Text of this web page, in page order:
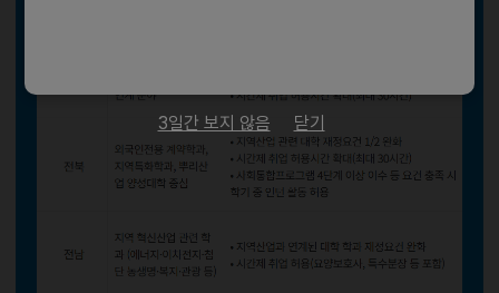
3일간 보지 않음 닫기